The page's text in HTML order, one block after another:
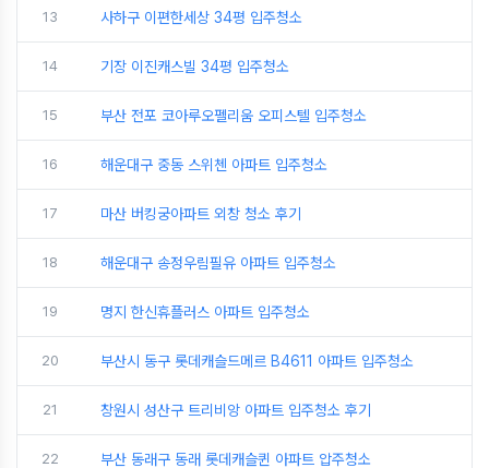
13 사하구 이편한세상 34평 입주청소
14 기장 이진캐스빌 34평 입주청소
15 부산 전포 코아루오펠리움 오피스텔 입주청소
16 해운대구 중동 스위첸 아파트 입주청소
17 마산 버킹궁아파트 외창 청소 후기
18 해운대구 송정우림필유 아파트 입주청소
19 명지 한신휴플러스 아파트 입주청소
20 부산시 동구 롯데캐슬드메르 B4611 아파트 입주청소
21 창원시 성산구 트리비앙 아파트 입주청소 후기
22 부산 동래구 동래 롯데캐슬퀸 아파트 압주청소